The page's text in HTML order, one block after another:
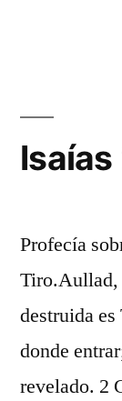
Isaías
Profecía
Tiro.Aullad,
destruida
donde
revelado. 2